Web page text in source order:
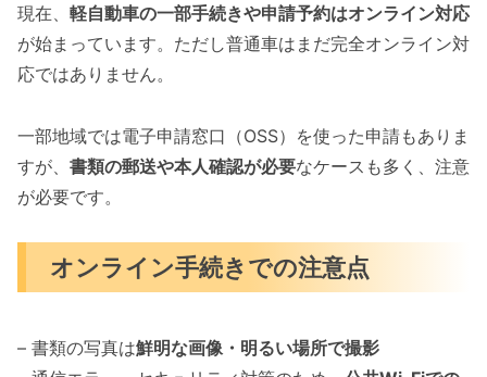
現在、 軽自動車の一部手続きや申請予約はオンライン対応
が始まっています。ただし普通車はまだ完全オンライン対
応ではありません。
一部地域では電子申請窓口（OSS）を使った申請もありま
すが、 書類の郵送や本人確認が必要なケースも多く、注意
が必要です。
オンライン手続きでの注意点
– 書類の写真は鮮明な画像・明るい場所で撮影